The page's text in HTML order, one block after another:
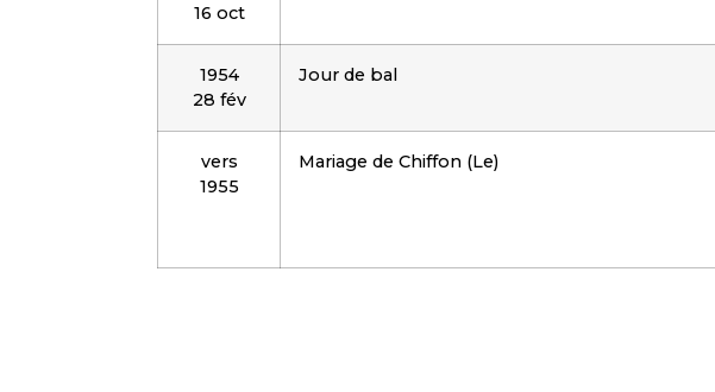
16 oct
1954
28 fév
Jour de bal
vers
1955
Mariage de Chiffon (Le)